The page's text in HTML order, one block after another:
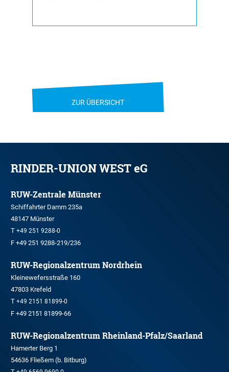
ZUR ÜBERSICHT
RINDER-UNION WEST eG
RUW-Zentrale Münster
Schiffahrter Damm 235a
48147 Münster
T +49 251 9288-0
F +49 251 9288-219/236
RUW-Regionalzentrum Nordrhein
Kleinewefersstraße 160
47803 Krefeld
T +49 2151 81899-0
F +49 2151 81899-66
RUW-Regionalzentrum Rheinland-Pfalz/Saarland
Hamerter Berg 1
54636 Fließem (b. Bitburg)